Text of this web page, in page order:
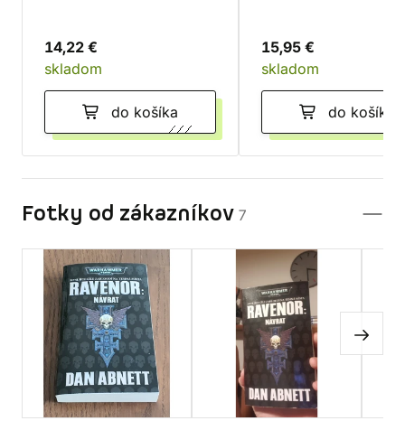
14,22 €
skladom
do košíka
15,95 €
skladom
do košíka
Fotky od zákazníkov 7